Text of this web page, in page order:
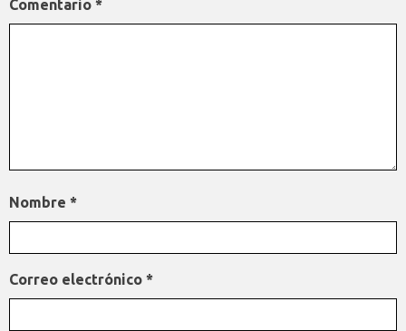
Comentario *
Nombre *
Correo electrónico *